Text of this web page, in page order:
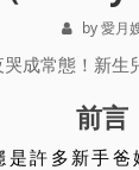
by 愛月
前言
是許多新手